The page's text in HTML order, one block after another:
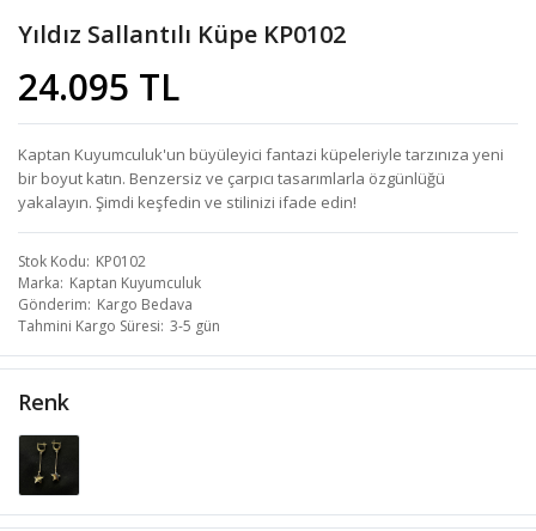
Yıldız Sallantılı Küpe KP0102
24.095 TL
Kaptan Kuyumculuk'un büyüleyici fantazi küpeleriyle tarzınıza yeni
bir boyut katın. Benzersiz ve çarpıcı tasarımlarla özgünlüğü
yakalayın. Şimdi keşfedin ve stilinizi ifade edin!
Stok Kodu KP0102
Marka Kaptan Kuyumculuk
Gönderim Kargo Bedava
Tahmini Kargo Süresi 3-5 gün
Renk